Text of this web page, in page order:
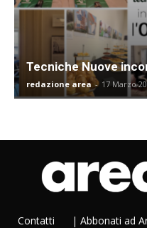
Tecniche Nuove
redazione area - 17 Marzo
Contatti | Abbonati ad